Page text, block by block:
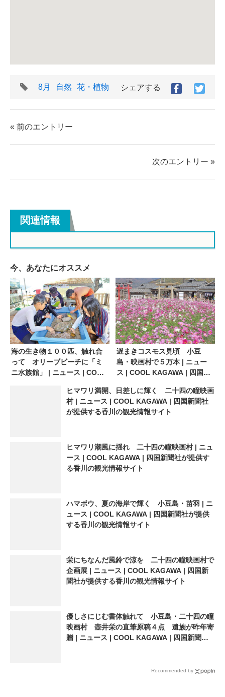
タ
8月 自然 花・植物 シェアする
Facebook
シ
す
シ
す
« 前のエントリー
次のエントリー »
関連情報
今、あなたにオススメ
海の生き物１００匹、触れ合
って オリーブビーチに「ミ
ニ水族館」 | ニュース | COOL
する香川の観光情報サイト
遅まきコスモス見頃 小豆
島・映画村で５万本 | ニュー
ス | COOL KAGAWA | 四国新
報サイト
ヒマワリ満開、日差しに輝く 二十四の瞳映画
村 | ニュース | COOL KAGAWA | 四国新聞社
が提供する香川の観光情報サイト
ヒマワリ潮風に揺れ 二十四の瞳映画村 | ニュ
ース | COOL KAGAWA | 四国新聞社が提供す
る香川の観光情報サイト
ハマボウ、夏の海岸で輝く 小豆島・苗羽 | ニ
ュース | COOL KAGAWA | 四国新聞社が提供
する香川の観光情報サイト
栄にちなんだ風鈴で涼を 二十四の瞳映画村で
企画展 | ニュース | COOL KAGAWA | 四国新
聞社が提供する香川の観光情報サイト
優しさにじむ書体触れて 小豆島・二十四の瞳
映画村 壺井栄の直筆原稿４点 遺族が昨年寄
贈 | ニュース | COOL KAGAWA | 四国新聞社
Recommended by